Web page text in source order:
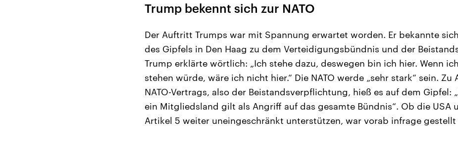
Trump bekennt sich zur NATO
Der Auftritt Trumps war mit Spannung erwartet worden. Er bekannte
des Gipfels in Den Haag zu dem Verteidigungsbündnis und der
Trump erklärte wörtlich: „Ich stehe dazu, deswegen bin ich hier. Wenn
stehen würde, wäre ich nicht hier.“ Die NATO werde „sehr stark“ sein. Zu
NATO-Vertrags, also der Beistandsverpflichtung, hieß es auf dem Gipfel:
ein Mitgliedsland gilt als Angriff auf das gesamte Bündnis“. Ob die USA
Artikel 5 weiter uneingeschränkt unterstützen, war vorab infrage